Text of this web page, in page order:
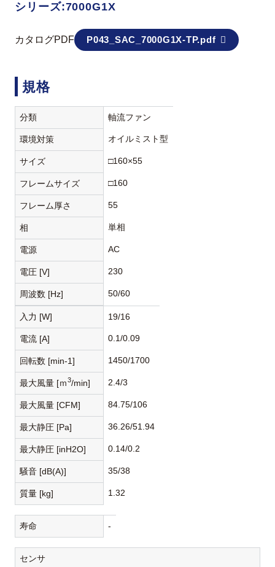
シリーズ:7000G1X
カタログPDF P043_SAC_7000G1X-TP.pdf
規格
分類 軸流ファン
環境対策 オイルミスト型
サイズ □160×55
フレームサイズ □160
フレーム厚さ 55
相 単相
電源 AC
電圧 [V] 230
周波数 [Hz] 50/60
入力 [W] 19/16
電流 [A] 0.1/0.09
回転数 [min-1] 1450/1700
最大風量 [ｍ3/min] 2.4/3
最大風量 [CFM] 84.75/106
最大静圧 [Pa] 36.26/51.94
最大静圧 [inH2O] 0.14/0.2
騒音 [dB(A)] 35/38
質量 [kg] 1.32
寿命 -
センサ